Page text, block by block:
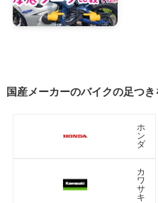
国産メーカーのバイクの足つき
ホ
ン
ダ
カ
ワ
サ
キ